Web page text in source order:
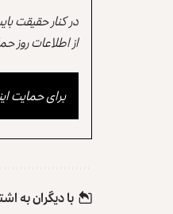
در کنار حقیقت
از اطلاعات روز
برای حمایت
با دیگران به‌‌